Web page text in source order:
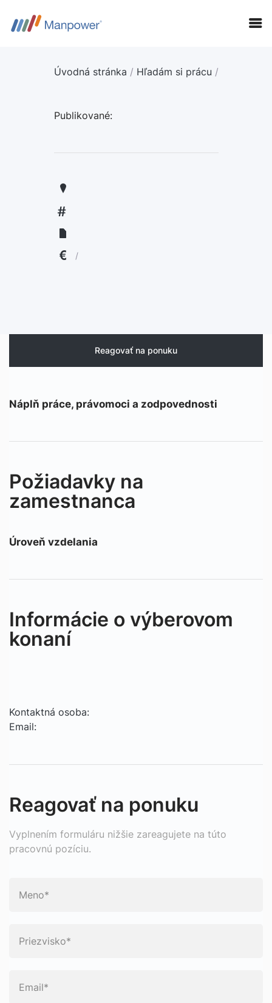
FIRMY
Úvodná stránka / Hľadám si prácu /
Publikované:
/
Reagovať na ponuku
Náplň práce, právomoci a zodpovednosti
Požiadavky na
zamestnanca
Úroveň vzdelania
Informácie o výberovom
konaní
Kontaktná osoba:
Email:
Reagovať na ponuku
Vyplnením formuláru nižšie zareagujete na túto
pracovnú pozíciu.